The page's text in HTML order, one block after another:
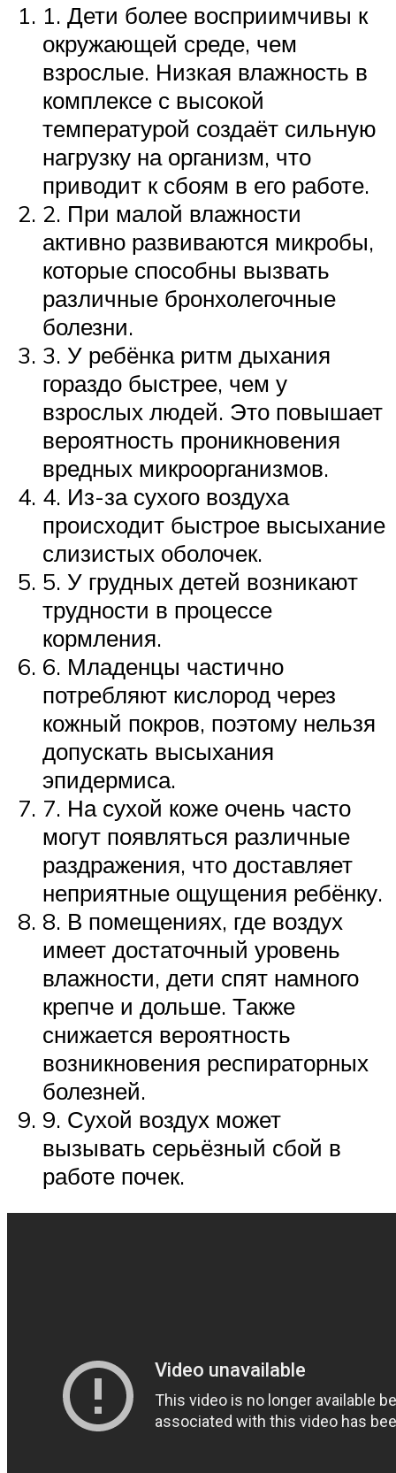
1. Дети более восприимчивы к
окружающей среде, чем
взрослые. Низкая влажность в
комплексе с высокой
температурой создаёт сильную
нагрузку на организм, что
приводит к сбоям в его работе.
2. При малой влажности
активно развиваются микробы,
которые способны вызвать
различные бронхолегочные
болезни.
3. У ребёнка ритм дыхания
гораздо быстрее, чем у
взрослых людей. Это повышает
вероятность проникновения
вредных микроорганизмов.
4. Из-за сухого воздуха
происходит быстрое высыхание
слизистых оболочек.
5. У грудных детей возникают
трудности в процессе
кормления.
6. Младенцы частично
потребляют кислород через
кожный покров, поэтому нельзя
допускать высыхания
эпидермиса.
7. На сухой коже очень часто
могут появляться различные
раздражения, что доставляет
неприятные ощущения ребёнку.
8. В помещениях, где воздух
имеет достаточный уровень
влажности, дети спят намного
крепче и дольше. Также
снижается вероятность
возникновения респираторных
болезней.
9. Сухой воздух может
вызывать серьёзный сбой в
работе почек.